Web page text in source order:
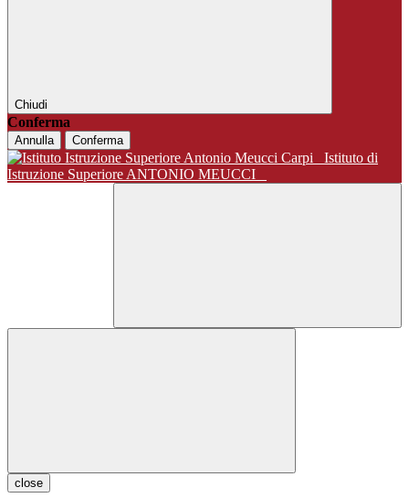
Chiudi
Conferma
Annulla Conferma
Istituto di
Istruzione Superiore ANTONIO MEUCCI
close